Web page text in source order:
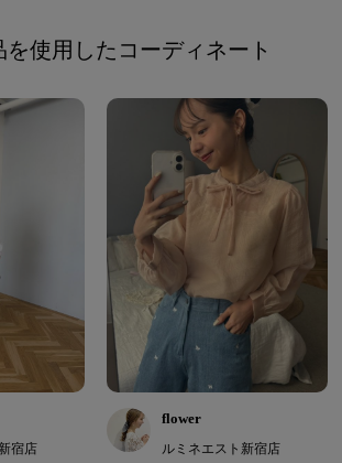
を使用したコーディネート
宿店
flower
ルミネエスト新宿店